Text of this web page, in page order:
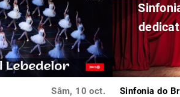
Sâm, 10 oct.